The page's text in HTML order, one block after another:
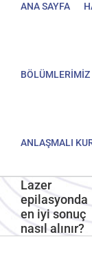
ANA SAYFA
BÖLÜMLERİMİZ
ANLAŞMALI
Lazer
epilasyonda
en iyi sonuç
nasıl alınır?